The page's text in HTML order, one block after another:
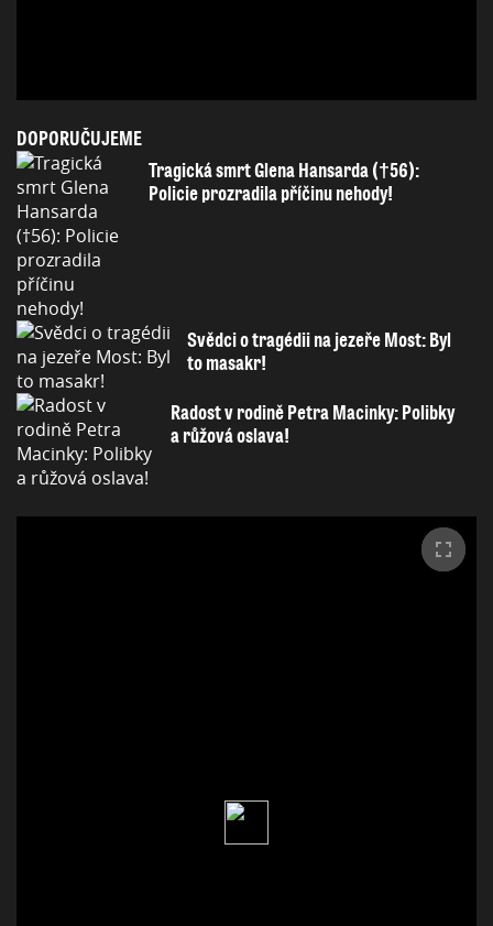
DOPORUČUJEME
Tragická smrt Glena Hansarda (†56):
Policie prozradila příčinu nehody!
Svědci o tragédii na jezeře Most: Byl
to masakr!
Radost v rodině Petra Macinky: Polibky
a růžová oslava!